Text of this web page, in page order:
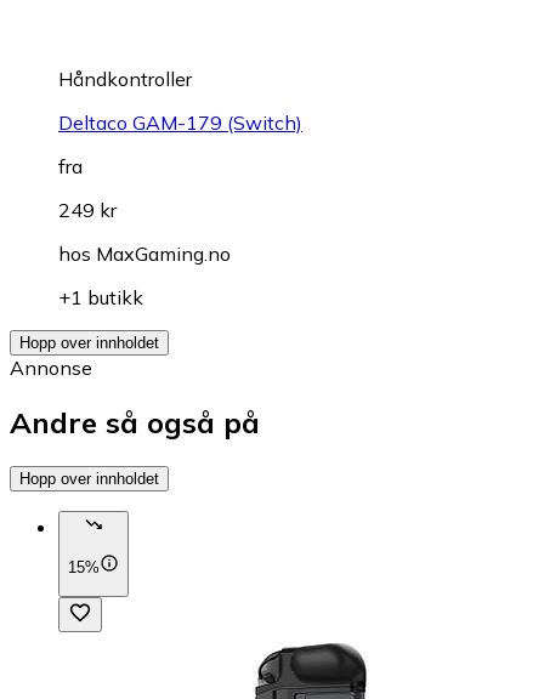
Håndkontroller
Deltaco GAM-179 (Switch)
fra
249 kr
hos MaxGaming.no
+1 butikk
Hopp over innholdet
Annonse
Andre så også på
Hopp over innholdet
15%